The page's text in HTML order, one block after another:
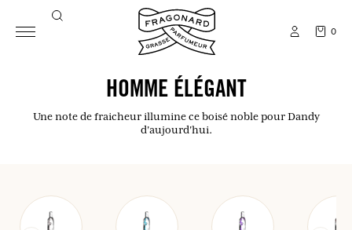
0
HOMME ÉLÉGANT
Une note de fraicheur illumine ce boisé noble pour Dandy
d'aujourd'hui.